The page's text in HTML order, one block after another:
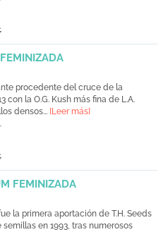
procedente del cruce de la
con la O.G. Kush más fina de L.A.
densos... [Leer más]
FEMINIZADA
la primera aportación de T.H. Seeds
en 1993, tras numerosos